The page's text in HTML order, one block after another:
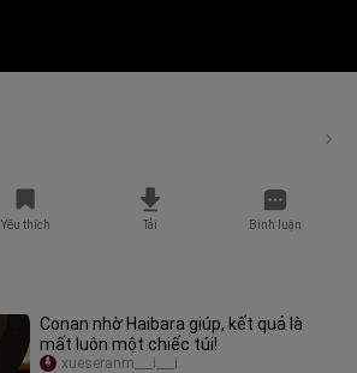
Yêu thích Tải Bình luận
Conan nhờ Haibara giúp, kết quả là
mất luôn một chiếc túi!
xueseranm___i___i